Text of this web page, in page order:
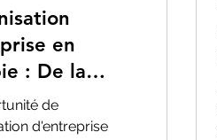
en
: De la
la Création
Stratégique
de
d'entreprise